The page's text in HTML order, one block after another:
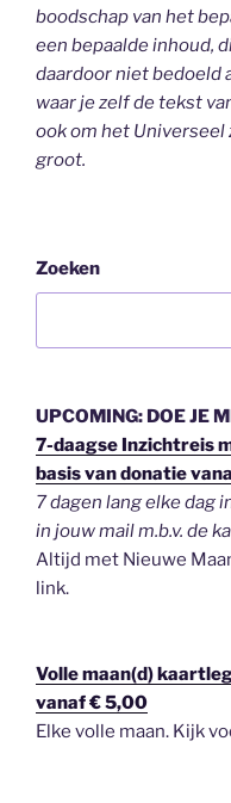
boodschap van het
een bepaalde inhoud,
daardoor niet bedoeld
waar je zelf de tekst
ook om het Universeel
groot.
Zoeken
UPCOMING: DOE JE
7-daagse Inzichtreis
basis van donatie
7 dagen lang elke dag
in jouw mail m.b.v. de
Altijd met Nieuwe
link.
Volle maan(d)
vanaf € 5,00
Elke volle maan. Kijk